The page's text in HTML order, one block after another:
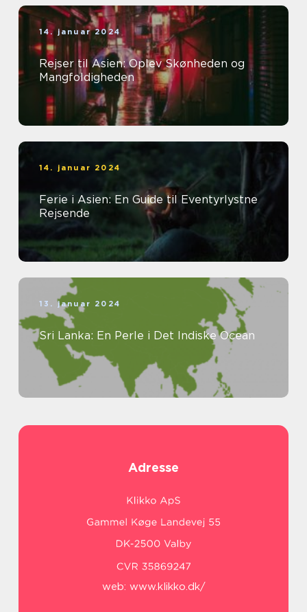
14. januar 2024
Rejser til Asien: Oplev Skønheden og
Mangfoldigheden
14. januar 2024
Ferie i Asien: En Guide til Eventyrlystne
Rejsende
13. januar 2024
Sri Lanka: En Perle i Det Indiske Ocean
Adresse
web: www.klikko.dk/